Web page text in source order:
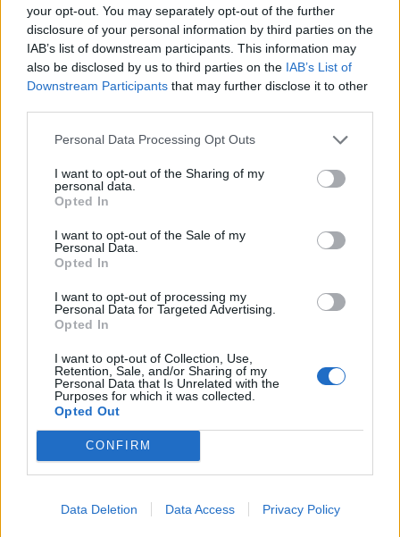
your opt-out. You may separately opt-out of the further
disclosure of your personal information by third parties on the
IAB’s list of downstream participants. This information may
also be disclosed by us to third parties on the IAB’s List of
Downstream Participants that may further disclose it to other
Personal Data Processing Opt Outs
I want to opt-out of the Sharing of my
personal data.
Opted In
I want to opt-out of the Sale of my
Personal Data.
Opted In
I want to opt-out of processing my
Personal Data for Targeted Advertising.
Opted In
I want to opt-out of Collection, Use,
Retention, Sale, and/or Sharing of my
Personal Data that Is Unrelated with the
Purposes for which it was collected.
Opted Out
CONFIRM
Data Deletion Data Access Privacy Policy
Teksti: Toimitus
Kommenttiosio
Heräsikö ajatuksia? Kerro mielipiteesi.
Tutustu kuitenkin
sääntöihin.
✨ Nimikone